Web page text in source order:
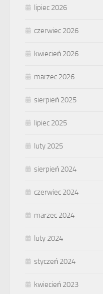
lipiec 2026
czerwiec 2026
kwiecień 2026
marzec 2026
sierpień 2025
lipiec 2025
luty 2025
sierpień 2024
czerwiec 2024
marzec 2024
luty 2024
styczeń 2024
kwiecień 2023